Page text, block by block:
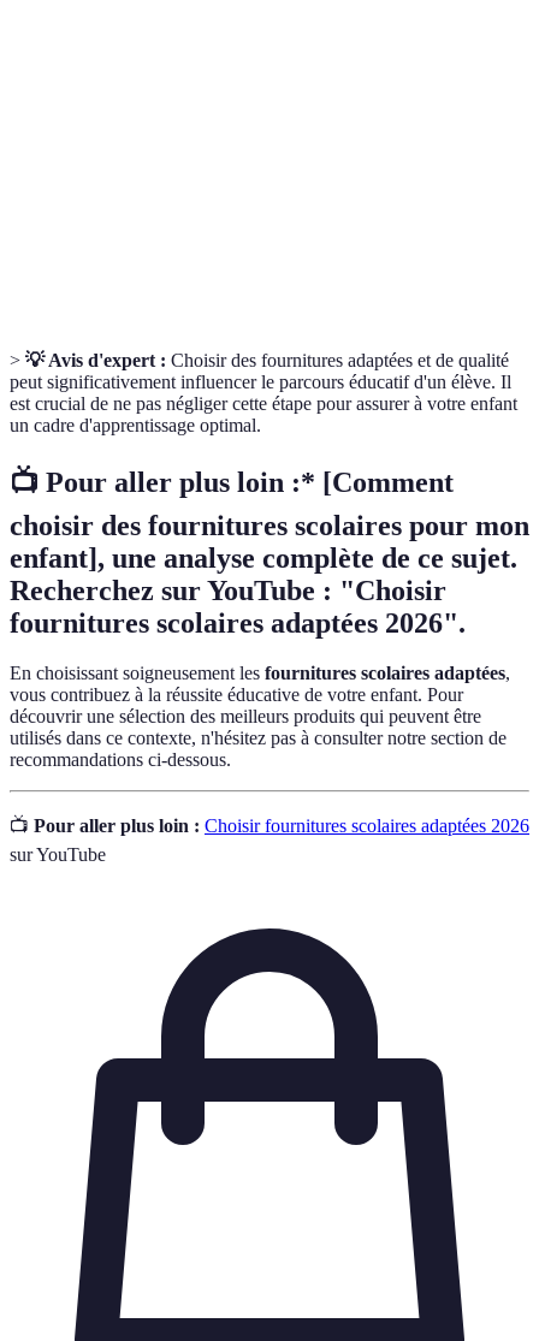
> 💡 Avis d'expert : Choisir des fournitures adaptées et de qualité
peut significativement influencer le parcours éducatif d'un élève. Il
est crucial de ne pas négliger cette étape pour assurer à votre enfant
un cadre d'apprentissage optimal.
📺 Pour aller plus loin :* [Comment
choisir des fournitures scolaires pour mon
enfant], une analyse complète de ce sujet.
Recherchez sur YouTube : "Choisir
fournitures scolaires adaptées 2026".
En choisissant soigneusement les fournitures scolaires adaptées,
vous contribuez à la réussite éducative de votre enfant. Pour
découvrir une sélection des meilleurs produits qui peuvent être
utilisés dans ce contexte, n'hésitez pas à consulter notre section de
recommandations ci-dessous.
📺 Pour aller plus loin : Choisir fournitures scolaires adaptées 2026
sur YouTube